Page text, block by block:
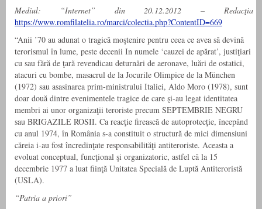
Mediul: “Internet” din 20.12.2012 – Redacţia
https://www.romfilatelia.ro/marci/colectia.php?ContentID=669
“Anii ’70 au adunat o tragică moştenire pentru ceea ce avea să devină
terorismul în lume, peste decenii In numele ‘cauzei de apărat’, justiţiari
cu sau fără de ţară revendicau deturnări de aeronave, luări de ostatici,
atacuri cu bombe, masacrul de la Jocurile Olimpice de la München
(1972) sau asasinarea prim-ministrului Italiei, Aldo Moro (1978), sunt
doar două dintre evenimentele tragice de care şi-au legat identitatea
membri ai unor organizaţii teroriste precum SEPTEMBRIE NEGRU
sau BRIGAZILE ROSII. Ca reacţie firească de autoprotecţie, începând
cu anul 1974, în România s-a constituit o structură de mici dimensiuni
căreia i-au fost încredinţate responsabilităţi antiteroriste. Aceasta a
evoluat conceptual, funcţional şi organizatoric, astfel că la 15
decembrie 1977 a luat fiinţă Unitatea Specială de Luptă Antiteroristă
(USLA).
“Patria a priori”